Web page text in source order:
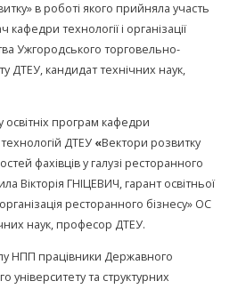
в роботі якого прийняла участь
технології і організації
Ужгородського торговельно-
ДТЕУ, кандидат технічних наук,
програм кафедри
ДТЕУ «Вектори розвитку
фахівців у галузі ресторанного
Вікторія ГНІЦЕВИЧ, гарант освітньої
ресторанного бізнесу» ОС
наук, професор ДТЕУ.
НПП працівники Державного
університету та структурних